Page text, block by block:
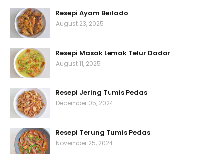
Resepi Ayam Berlado
August 23, 2025
Resepi Masak Lemak Telur Dadar
August 11, 2025
Resepi Jering Tumis Pedas
December 05, 2024
Resepi Terung Tumis Pedas
November 25, 2024